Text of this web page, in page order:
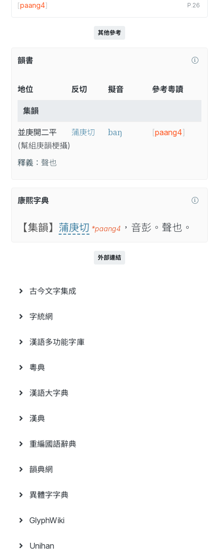
P.26
[paang4]
其他參考
韻書
地位 反切 擬音 參考粵讀
集韻
並庚開二平
(幫組庚韻梗攝)
蒲庚切 baŋ [paang4]
釋義： 聲也
康熙字典
【集韻】 蒲庚切 *paang4 ，音彭。聲也。
外部連結
古今文字集成
字統網
漢語多功能字庫
粵典
漢語大字典
漢典
重編國語辭典
韻典網
異體字字典
GlyphWiki
Unihan